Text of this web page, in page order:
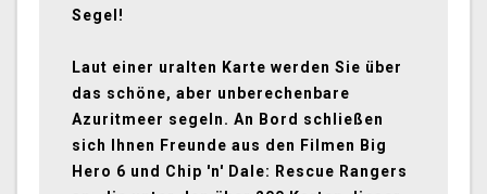
Segel!
Laut einer uralten Karte werden Sie über
das schöne, aber unberechenbare
Azuritmeer segeln. An Bord schließen
sich Ihnen Freunde aus den Filmen Big
Hero 6 und Chip 'n' Dale: Rescue Rangers